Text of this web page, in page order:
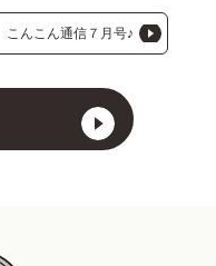
こんこん通信７月号♪